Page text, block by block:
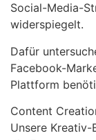
Social-Media-
widerspiegelt.
Dafür
Facebook-
Plattform
Content
Unsere